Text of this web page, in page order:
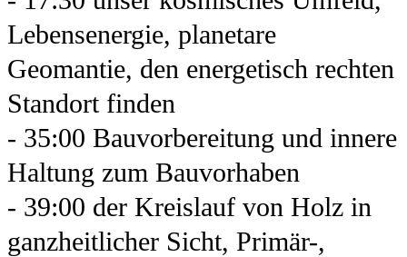
Lebensenergie, planetare
Geomantie, den energetisch rechten
Standort finden
- 35:00 Bauvorbereitung und innere
Haltung zum Bauvorhaben
- 39:00 der Kreislauf von Holz in
ganzheitlicher Sicht, Primär-,